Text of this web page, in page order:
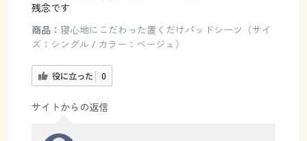
残念です
商品： 寝心地にこだわった置くだけパッドシーツ（サイ
ズ：シングル / カラー：ベージュ）
役に立った 0
サイトからの返信